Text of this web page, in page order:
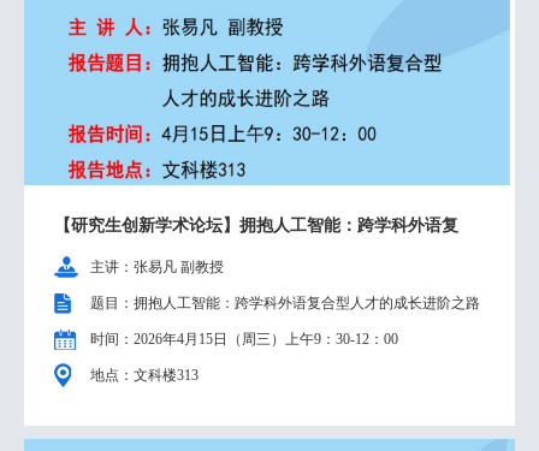
【研究生创新学术论坛】拥抱人工智能：跨学科外语复
主讲：张易凡 副教授
题目：拥抱人工智能：跨学科外语复合型人才的成长进阶之路
时间：2026年4月15日（周三）上午9：30-12：00
地点：文科楼313